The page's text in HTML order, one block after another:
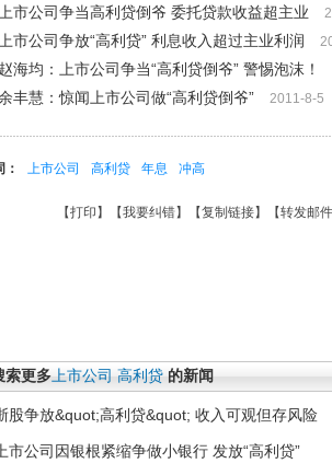
上市公司争当高利贷倒爷 委托贷款收益超主业
上市公司争放“高利贷” 利息收入超过主业利润
赵海均：上市公司争当“高利贷倒爷” 警惕泡沫！
丰慧：惊闻上市公司做“高利贷倒爷” 2011-8-5
： 上市公司 高利贷 年息 冲高
【打印 】【我要纠错】【复制链接】【转发邮件
索更多上市公司 高利贷 的新闻
股争放&quot;高利贷&quot; 收入可观但存风险
上市公司因银根紧缩争做小银行 发放“高利贷”